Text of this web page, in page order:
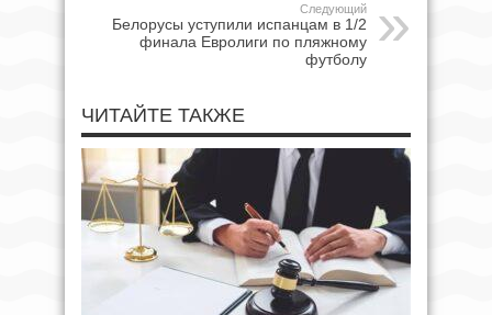
Следующий
Белорусы уступили испанцам в 1/2
финала Евролиги по пляжному
футболу
ЧИТАЙТЕ ТАКЖЕ